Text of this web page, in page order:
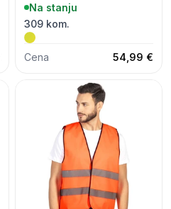
Na stanju
309 kom.
Cena 54,99 €